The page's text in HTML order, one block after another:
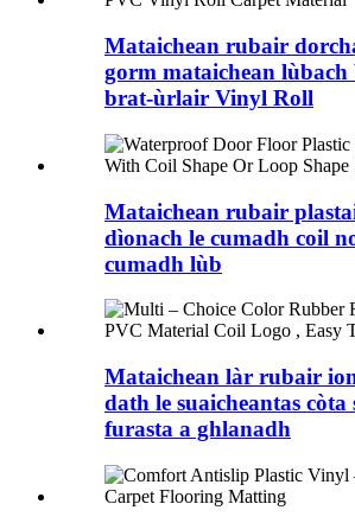
Mataichean rubair
gorm mataichean
brat-ùrlair Vinyl Roll
Mataichean rubair
dìonach le cumadh coil
cumadh lùb
Mataichean làr rubair
dath le suaicheantas
furasta a ghlanadh